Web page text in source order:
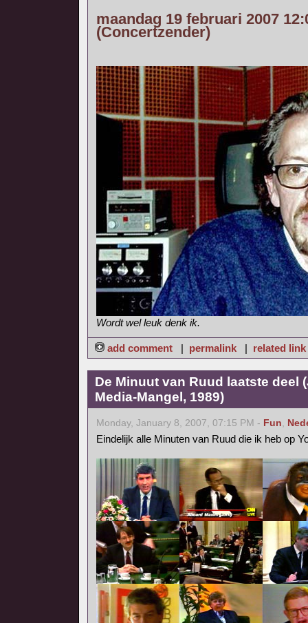
maandag 19 februari 2007
(Concertzender)
Wordt wel leuk denk ik.
add comment | permalink | related link
De Minuut van Ruud laatste deel
Media-Mangel, 1989)
Monday, January 8, 2007, 07:15 PM - Fun,
Eindelijk alle Minuten van Ruud die ik heb op